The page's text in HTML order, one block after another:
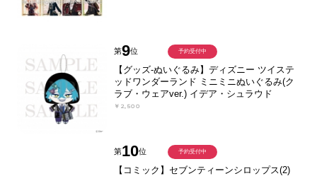
第9位
【グッズ-ぬいぐるみ】ディズニー ツイステ
ッドワンダーランド ミニミニぬいぐるみ(ク
ラブ・ウェアver.) イデア・シュラウド
￥2,500
予約受付中
第10位
【コミック】セブンティーンシロップス(2)
予約受付中